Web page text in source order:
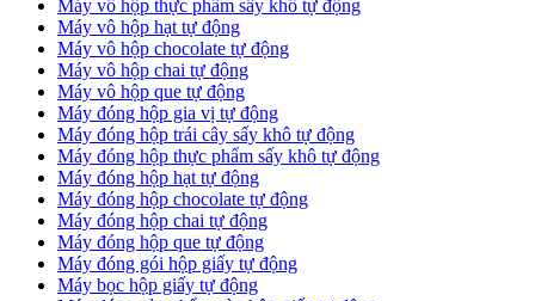
Máy vô hộp thực phẩm sấy khô tự động
Máy vô hộp hạt tự động
Máy vô hộp chocolate tự động
Máy vô hộp chai tự động
Máy vô hộp que tự động
Máy đóng hộp gia vị tự động
Máy đóng hộp trái cây sấy khô tự động
Máy đóng hộp thực phẩm sấy khô tự động
Máy đóng hộp hạt tự động
Máy đóng hộp chocolate tự động
Máy đóng hộp chai tự động
Máy đóng hộp que tự động
Máy đóng gói hộp giấy tự động
Máy bọc hộp giấy tự động